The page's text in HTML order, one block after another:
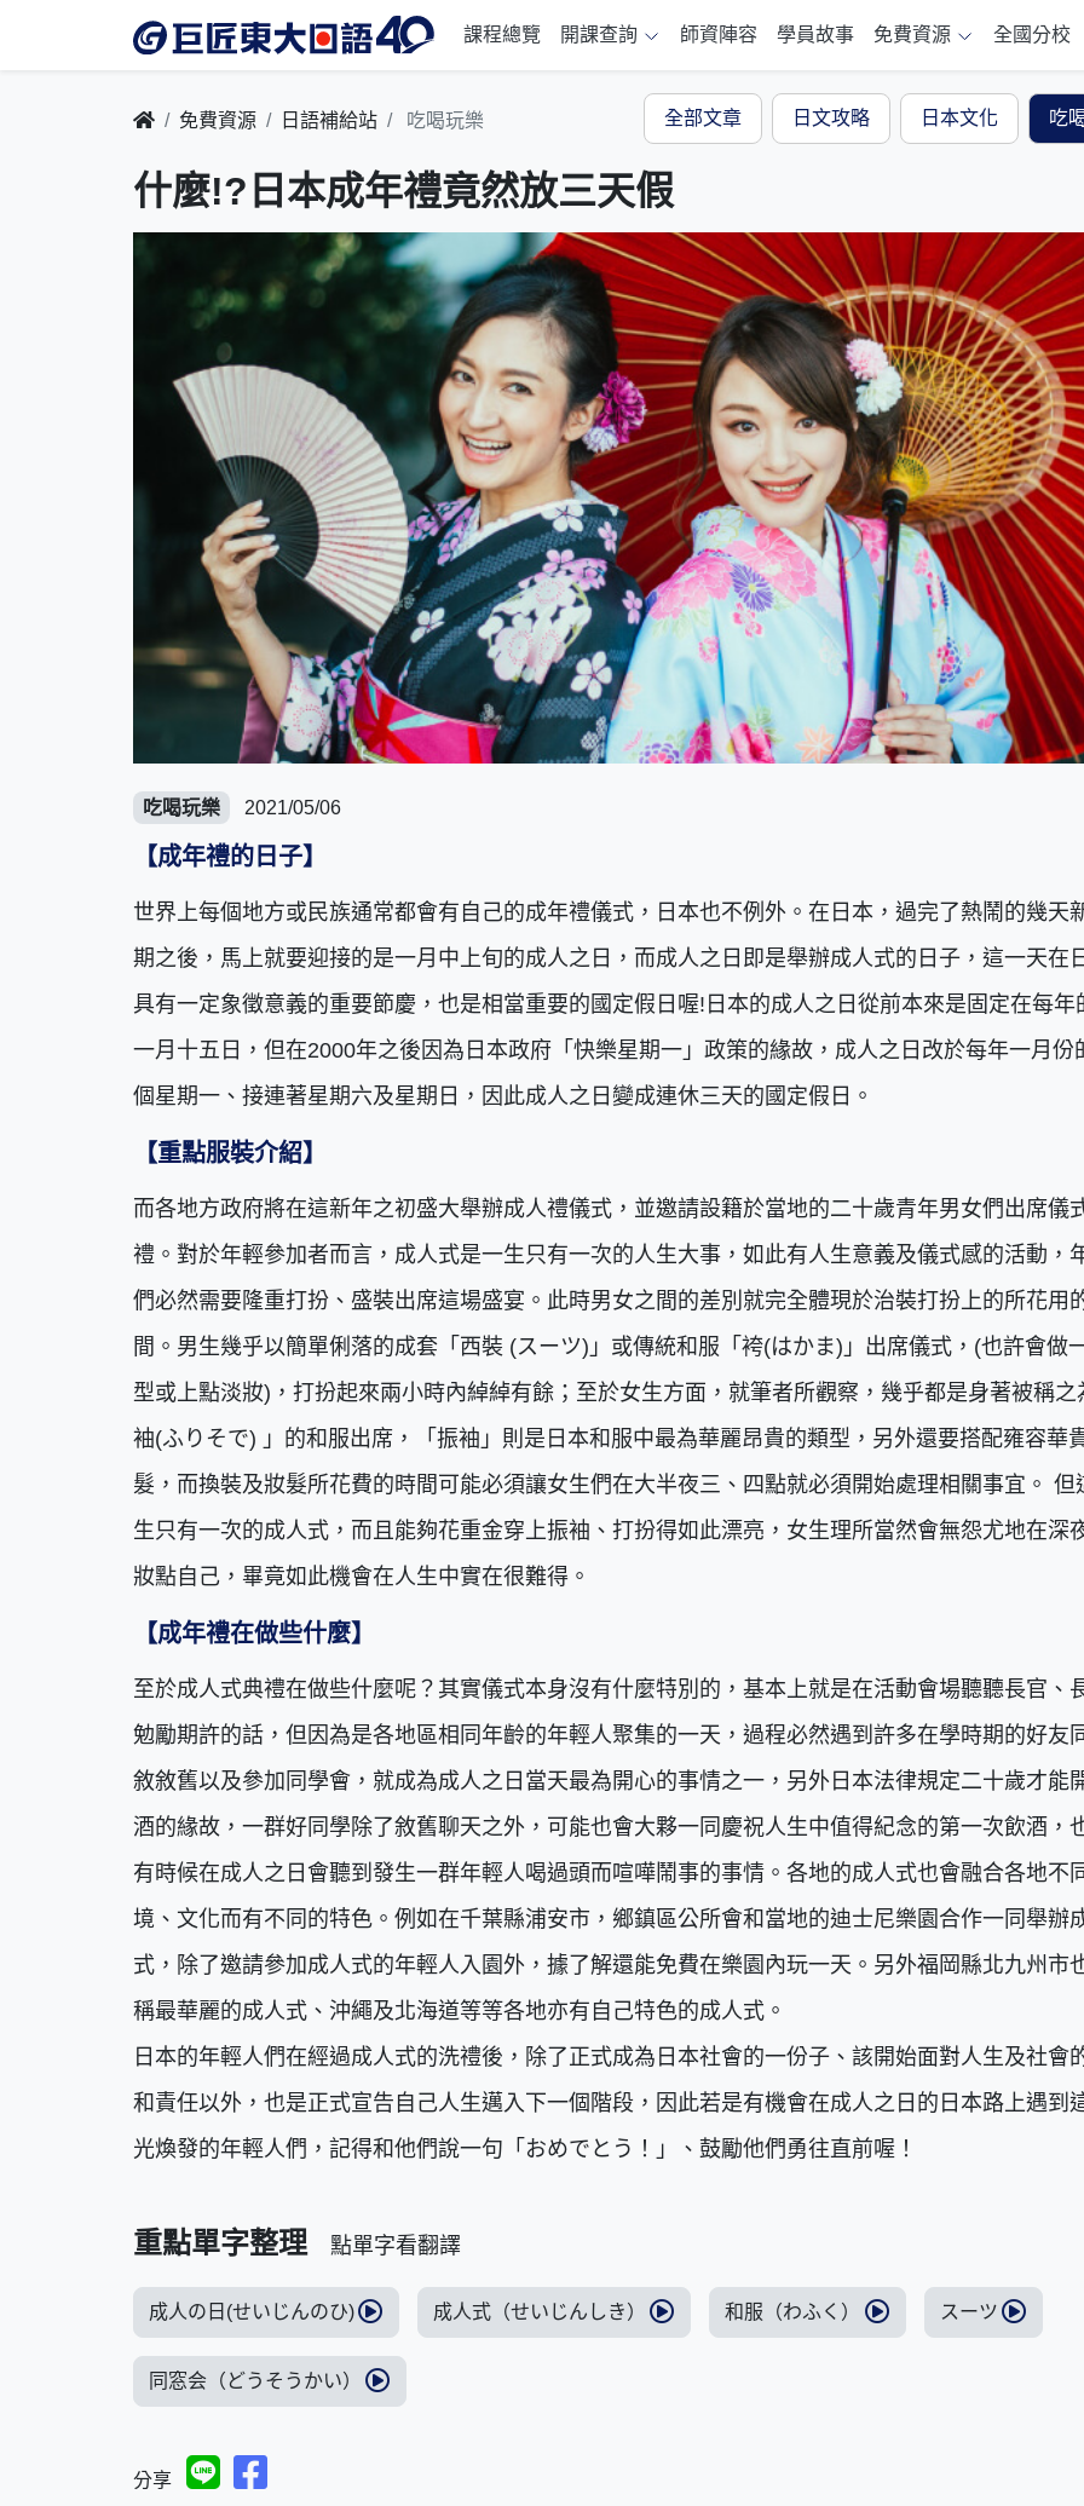
課程總覽 開課查詢 師資陣容 學員故事 免費資源 全國分校
免費資源 日語補給站 吃喝玩樂 全部文章 日文攻略 日本文化 吃
什麼!?日本成年禮竟然放三天假
吃喝玩樂 2021/05/06
【成年禮的日子】
世界上每個地方或民族通常都會有自己的成年禮儀式，日本也不例外。在日本，過完了熱鬧的幾天
期之後，馬上就要迎接的是一月中上旬的成人之日，而成人之日即是舉辦成人式的日子，這一天在
具有一定象徵意義的重要節慶，也是相當重要的國定假日喔!日本的成人之日從前本來是固定在每年
一月十五日，但在2000年之後因為日本政府「快樂星期一」政策的緣故，成人之日改於每年一月份
個星期一、接連著星期六及星期日，因此成人之日變成連休三天的國定假日。
【重點服裝介紹】
而各地方政府將在這新年之初盛大舉辦成人禮儀式，並邀請設籍於當地的二十歲青年男女們出席儀
禮。對於年輕參加者而言，成人式是一生只有一次的人生大事，如此有人生意義及儀式感的活動，
們必然需要隆重打扮、盛裝出席這場盛宴。此時男女之間的差別就完全體現於治裝打扮上的所花用
間。男生幾乎以簡單俐落的成套「西裝 (スーツ)」或傳統和服「袴(はかま)」出席儀式，(也許會做
型或上點淡妝)，打扮起來兩小時內綽綽有餘；至於女生方面，就筆者所觀察，幾乎都是身著被稱之
袖(ふりそで) 」的和服出席，「振袖」則是日本和服中最為華麗昂貴的類型，另外還要搭配雍容華
髮，而換裝及妝髮所花費的時間可能必須讓女生們在大半夜三、四點就必須開始處理相關事宜。 但
生只有一次的成人式，而且能夠花重金穿上振袖、打扮得如此漂亮，女生理所當然會無怨尤地在深
妝點自己，畢竟如此機會在人生中實在很難得。
【成年禮在做些什麼】
至於成人式典禮在做些什麼呢？其實儀式本身沒有什麼特別的，基本上就是在活動會場聽聽長官、
勉勵期許的話，但因為是各地區相同年齡的年輕人聚集的一天，過程必然遇到許多在學時期的好友
敘敘舊以及參加同學會，就成為成人之日當天最為開心的事情之一，另外日本法律規定二十歲才能
酒的緣故，一群好同學除了敘舊聊天之外，可能也會大夥一同慶祝人生中值得紀念的第一次飲酒，
有時候在成人之日會聽到發生一群年輕人喝過頭而喧嘩鬧事的事情。各地的成人式也會融合各地不
境、文化而有不同的特色。例如在千葉縣浦安市，鄉鎮區公所會和當地的迪士尼樂園合作一同舉辦
式，除了邀請參加成人式的年輕人入園外，據了解還能免費在樂園內玩一天。另外福岡縣北九州市
稱最華麗的成人式、沖繩及北海道等等各地亦有自己特色的成人式。
日本的年輕人們在經過成人式的洗禮後，除了正式成為日本社會的一份子、該開始面對人生及社會
和責任以外，也是正式宣告自己人生邁入下一個階段，因此若是有機會在成人之日的日本路上遇到
光煥發的年輕人們，記得和他們說一句「おめでとう！」、鼓勵他們勇往直前喔！
重點單字整理 點單字看翻譯
成人の日(せいじんのひ) 成人式（せいじんしき） 和服（わふく） スーツ
同窓会（どうそうかい）
分享